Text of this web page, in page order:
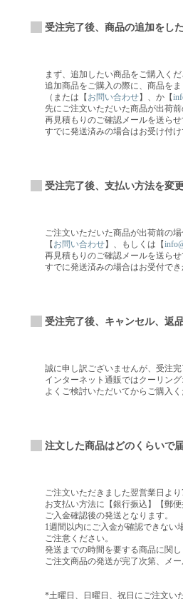
受注完了後、商品の追加をし
まず、追加したい商品をご購入くだ
追加商品をご購入の際に、商品を
（または【 お問い合わせ】、か【
先にご注文いただいた商品が出荷
再見積もりのご確認メールを送ら
すでに発送済みの場合はお受け付
受注完了後、支払い方法を変
ご注文いただいた商品が出荷前の
【 お問い合わせ】、もしくは【
再見積もりのご確認メールを送ら
すでに発送済みの場合はお受付でき
受注完了後、キャンセル、返
誠に申し訳ございませんが、受注
インターネット通販ではクーリン
よくご検討いただいてからご購入く
注文した商品はどのくらいで
ご注文いただきました翌営業日より
お支払い方法に【銀行振込】【郵
ご入金確認後の発送となります。
1週間以内にご入金が確認できない
ご注意ください。
発送までの時間を要する商品に関
ご注文商品の発送が完了次第、メー
*土曜日、日曜日、祝日にご注文い